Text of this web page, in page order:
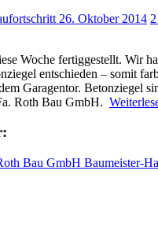
26. Oktober 2014
Woche fertiggestellt. Wir
entschieden – somit
Garagentor. Betonziegel
Roth Bau GmbH.